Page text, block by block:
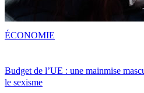
Budget de l’UE : une mainmise
le sexisme
ÉCONOMIE